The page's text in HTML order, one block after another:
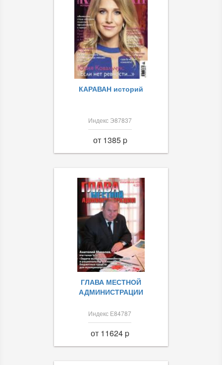
КАРАВАН историй
Индекс Э87837
от 1385 p
ГЛАВА МЕСТНОЙ
АДМИНИСТРАЦИИ
Индекс Е84787
от 11624 p